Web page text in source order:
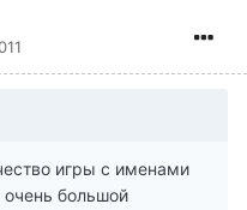
игры с именами
очень большой